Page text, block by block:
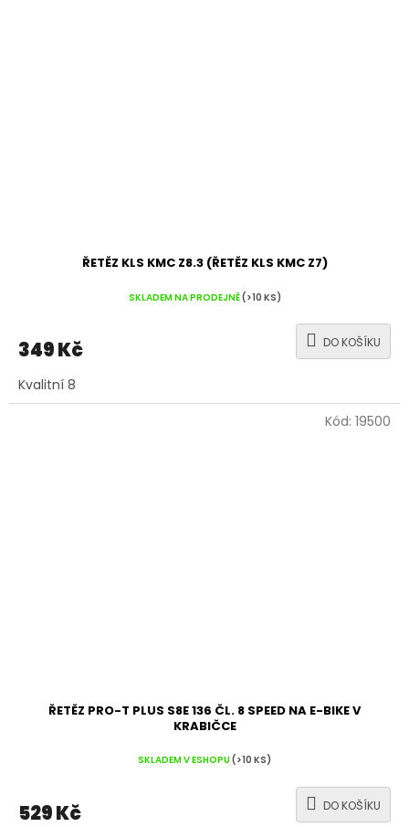
ŘETĚZ KLS KMC Z8.3 (ŘETĚZ KLS KMC Z7)
SKLADEM NA PRODEJNĚ(>10 KS)
349 Kč DO KOŠÍKU
Kvalitní 8
ŘETĚZ PRO-T PLUS S8E 136 ČL. 8 SPEED NA E-BIKE V
KRABIČCE
SKLADEM V ESHOPU(>10 KS)
529 Kč DO KOŠÍKU
Kód: 19500